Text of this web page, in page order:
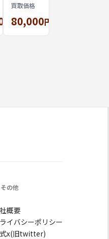
円
ンロー
ラ
ン）
ック買
買取価格
80,000円
その他
概要
イバシーポリシー
x(旧twitter)